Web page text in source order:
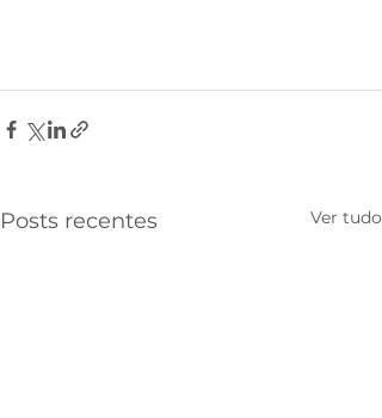
Posts recentes Ver tudo